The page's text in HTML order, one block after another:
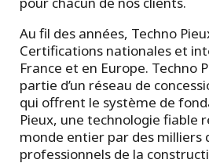
Au fil des années, Techno
Certifications nationales et
France et en Europe. Techno
partie d’un réseau de
qui offrent le système de
Pieux, une technologie fiable
monde entier par des milliers
professionnels de la